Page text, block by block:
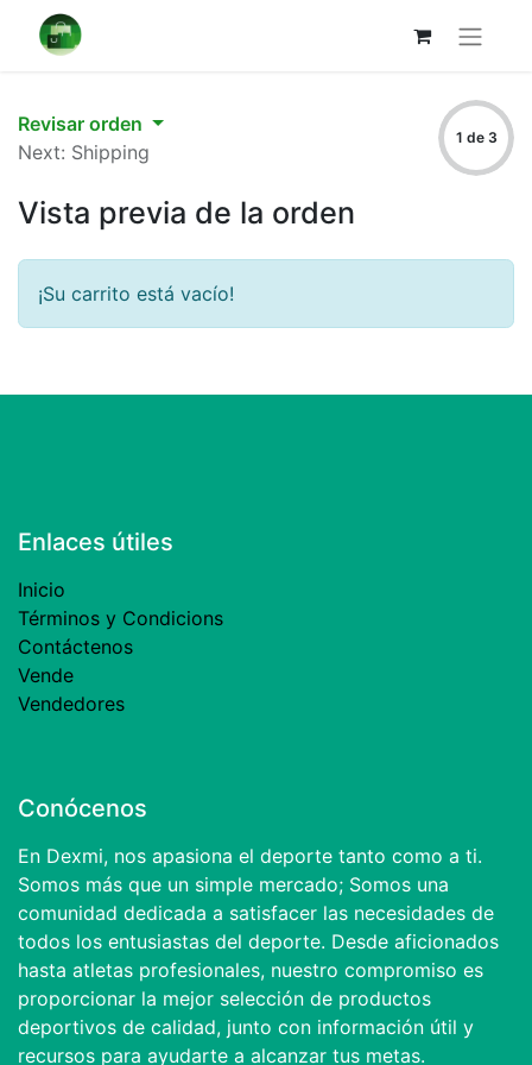
Revisar orden
Next: Shipping
1 de 3
Vista previa de la orden
¡Su carrito está vacío!
Enlaces útiles
Inicio
Términos y Condicions
Contáctenos
Vende
Vendedores
Conócenos
En Dexmi, nos apasiona el deporte tanto como a ti.
Somos más que un simple mercado; Somos una
comunidad dedicada a satisfacer las necesidades de
todos los entusiastas del deporte. Desde aficionados
hasta atletas profesionales, nuestro compromiso es
proporcionar la mejor selección de productos
deportivos de calidad, junto con información útil y
recursos para ayudarte a alcanzar tus metas.